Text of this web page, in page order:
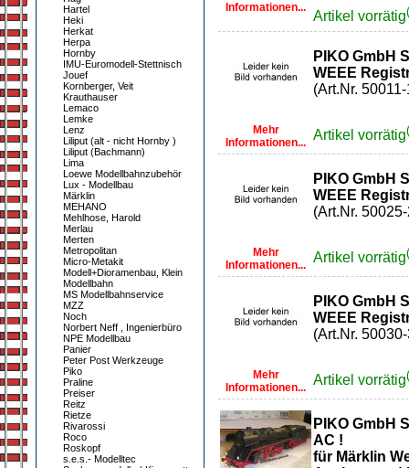
Hartel
Heki
Herkat
Herpa
Hornby
IMU-Euromodell-Stettnisch
Jouef
Kornberger, Veit
Krauthauser
Lemaco
Lemke
Lenz
Liliput (alt - nicht Hornby )
Liliput (Bachmann)
Lima
Loewe Modellbahnzubehör
Lux - Modellbau
Märklin
MEHANO
Mehlhose, Harold
Merlau
Merten
Metropolitan
Micro-Metakit
Modell+Dioramenbau, Klein
Modellbahn
MS Modellbahnservice
MZZ
Noch
Norbert Neff , Ingenierbüro
NPE Modellbau
Panier
Peter Post Werkzeuge
Piko
Praline
Preiser
Reitz
Rietze
Rivarossi
Roco
Roskopf
s.e.s.- Modelltec
Informationen...
Artikel vorrätig
Mehr
Informationen...
PIKO GmbH
WEEE
(Art.Nr. 50011-
Artikel vorrätig
Mehr
Informationen...
PIKO GmbH
WEEE
(Art.Nr.
Artikel vorrätig
Mehr
Informationen...
PIKO GmbH
WEEE
(Art.Nr.
Artikel vorrätig
PIKO GmbH
AC !
für Märklin